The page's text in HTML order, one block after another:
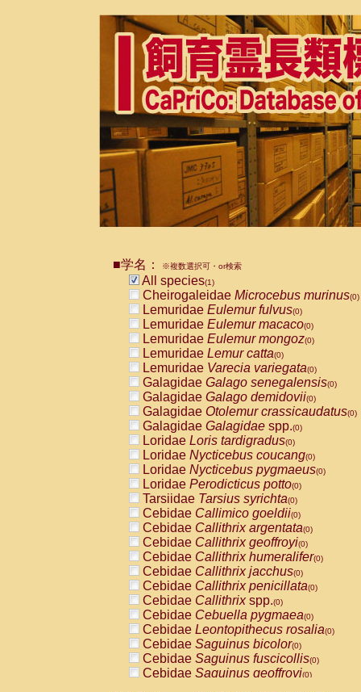
■学名： ※複数選択可・or検索
All species(1)
Cheirogaleidae Microcebus murinus(0)
Lemuridae Eulemur fulvus(0)
Lemuridae Eulemur macaco(0)
Lemuridae Eulemur mongoz(0)
Lemuridae Lemur catta(0)
Lemuridae Varecia variegata(0)
Galagidae Galago senegalensis(0)
Galagidae Galago demidovii(0)
Galagidae Otolemur crassicaudatus(0)
Galagidae Galagidae spp.(0)
Loridae Loris tardigradus(0)
Loridae Nycticebus coucang(0)
Loridae Nycticebus pygmaeus(0)
Loridae Perodicticus potto(0)
Tarsiidae Tarsius syrichta(0)
Cebidae Callimico goeldii(0)
Cebidae Callithrix argentata(0)
Cebidae Callithrix geoffroyi(0)
Cebidae Callithrix humeralifer(0)
Cebidae Callithrix jacchus(0)
Cebidae Callithrix penicillata(0)
Cebidae Callithrixspp.(0)
Cebidae Cebuella pygmaea(0)
Cebidae Leontopithecus rosalia(0)
Cebidae Saguinus bicolor(0)
Cebidae Saguinus fuscicollis(0)
Cebidae Saguinus geoffroyi(0)